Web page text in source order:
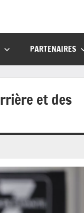
PARTENAIRES
et des